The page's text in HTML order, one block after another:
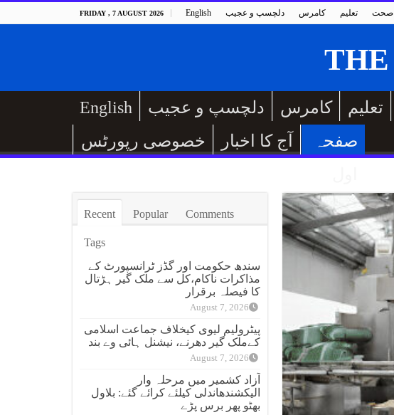
FRIDAY , 7 AUGUST 2026 English دلچسپ و عجیب کامرس تعلیم صحت
English دلچسپ و عجیب کامرس تعلیم
خصوصی رپورٹس
آج کا اخبار
صفحہ
Recent Popular Comments
Tags
سندھ حکومت اور گڈز ٹرانسپورٹ کے
مذاکرات ناکام،کل سے ملک گیر ہڑتال
کا فیصلہ برقرار
August 7, 2026
پیٹرولیم لیوی کیخلاف جماعت اسلامی
کےملک گیر دھرنے، نیشنل ہائی وے بند
August 7, 2026
آزاد کشمیر میں مرحلہ وار
الیکشندھاندلی کیلئے کرائے گئے: بلاول
بھٹو پھر برس پڑے